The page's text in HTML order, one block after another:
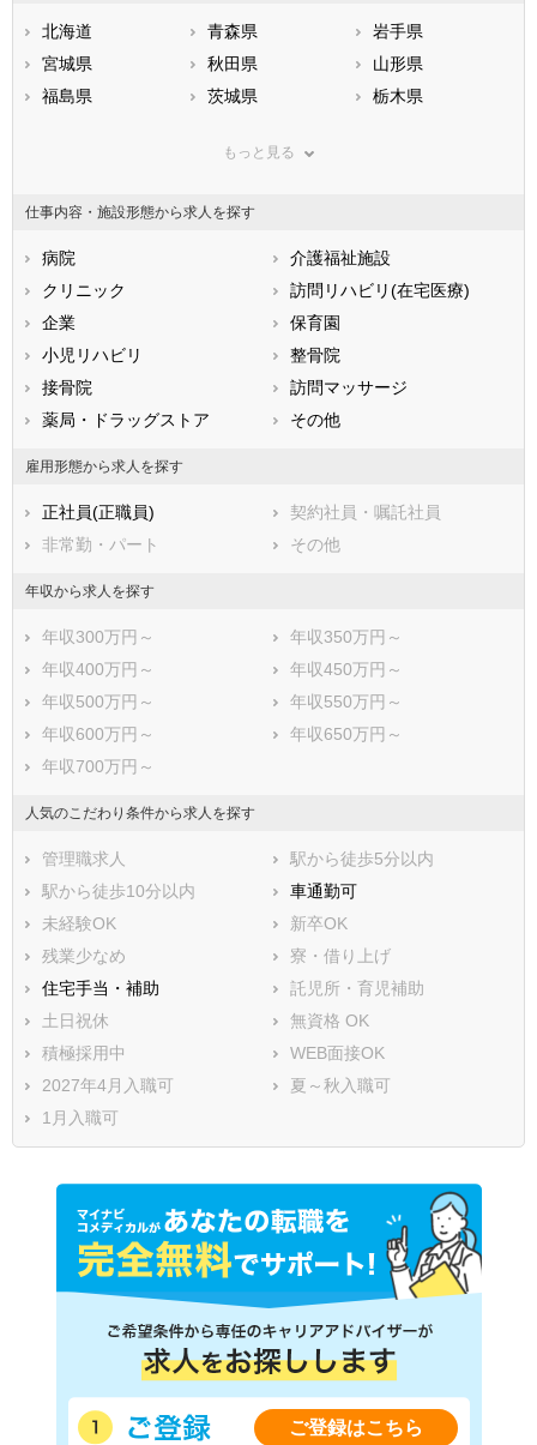
北海道 青森県
岩手県
宮城県
秋田県
山形県
福島県
茨城県
栃木県
神奈川県
石川県
福井県
静岡県
三重県
滋賀県
大阪府
兵庫県
鳥取県
広島県
徳島県
香川県
愛媛県
鹿児島県
もっと見る
仕事内容・施設形態から求人を探す
病院
介護福祉施設
クリニック
訪問リハビリ(在宅医療)
企業
保育園
小児リハビリ
整骨院
接骨院
訪問マッサージ
薬局・ドラッグストア
その他
雇用形態から求人を探す
正社員(正職員)
契約社員・嘱託社員
非常勤・パート
その他
年収から求人を探す
年収300万円～
年収350万円～
年収400万円～
年収450万円～
年収500万円～
年収550万円～
年収600万円～
年収650万円～
年収700万円～
人気のこだわり条件から求人を探す
管理職求人
駅から徒歩5分以内
駅から徒歩10分以内
車通勤可
未経験OK
新卒OK
残業少なめ
寮・借り上げ
住宅手当・補助
託児所・育児補助
土日祝休
無資格 OK
積極採用中
WEB面接OK
2027年4月入職可
夏～秋入職可
1月入職可
ご登録はこちら